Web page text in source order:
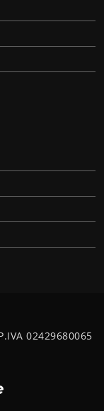
02429680065